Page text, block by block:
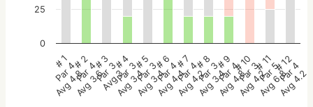
# 1
Par 4
Avg 4.8
# 2
Par 4
Avg 3.6
# 3
Par 3
Avg 3
# 4
Par 3
Avg 3.4
# 5
Par 3
Avg 3.4
# 6
Par 4
Avg 4.4
# 7
Par 4
Avg 4.2
# 8
Par 3
Avg 3.4
# 9
Par 4
Avg 4.8
# 10
Par 3
Avg 4.2
# 11
Par 5
Avg 6.8
# 12
Par 4
Avg 4.2
0
25